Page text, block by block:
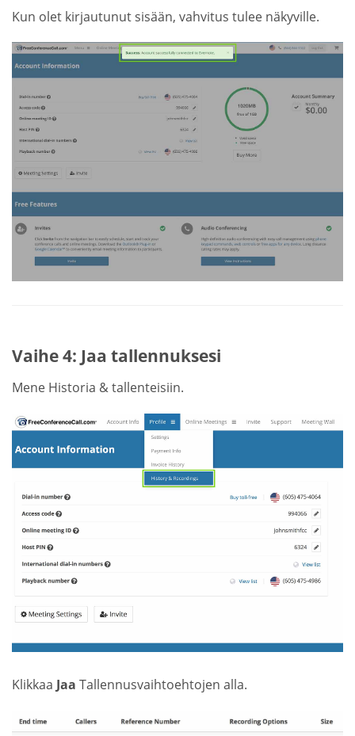
Kun olet kirjautunut sisään, vahvitus tulee näkyville.
Vaihe 4: Jaa tallennuksesi
Mene Historia & tallenteisiin.
Klikkaa Jaa Tallennusvaihtoehtojen alla.